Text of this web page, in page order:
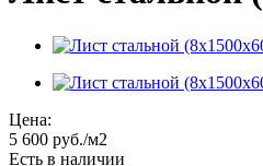
Цена:
5 600 руб./м2
Есть в наличии